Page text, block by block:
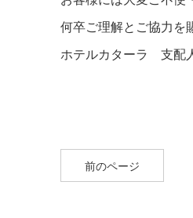
何卒ご理解とご協力を
ホテルカターラ 支配
前のページ